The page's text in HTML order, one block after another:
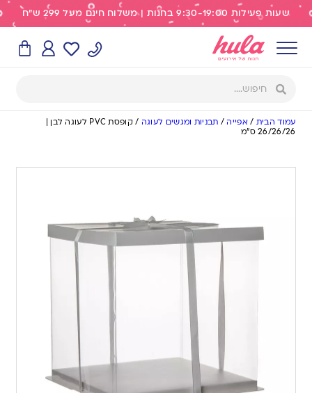
שעות פעילות 9:30-19:00 בחנות | משלוח חינם מעל 299 ש"ח
עמוד הבית /אפייה/ תבניות ומגשים לעוגה /
קופסת PVC לעוגה לבן |
26/26/26 ס”מ